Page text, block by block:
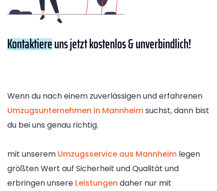
Kontaktiereuns jetzt kostenlos & unverbindlich!
Wenn du nach einem zuverlässigen und erfahrenen
Umzugsunternehmen in Mannheimsuchst, dann bist
du bei uns genau richtig.
mit unserem Umzugsservice aus Mannheim legen
größten Wert auf Sicherheit und Qualität und
erbringen unsere Leistungen daher nur mit